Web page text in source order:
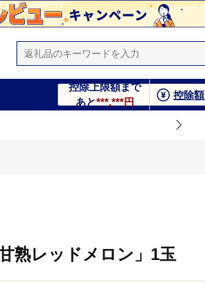
控除上限額まで
あと***,***円
控除
熟レッドメロン」1玉